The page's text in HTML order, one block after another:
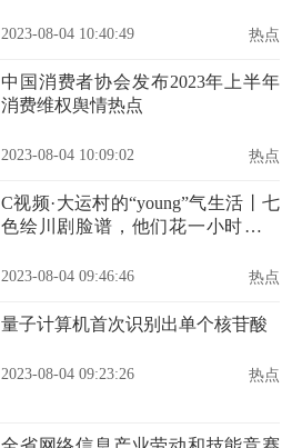
2023-08-04 10:40:49 热点
中国消费者协会发布2023年上半年
消费维权舆情热点
2023-08-04 10:09:02 热点
C视频·大运村的“young”气生活丨七
色绘川剧脸谱，他们花一小时感受
2023-08-04 09:46:46 热点
量子计算机首次识别出单个核苷酸
2023-08-04 09:23:26 热点